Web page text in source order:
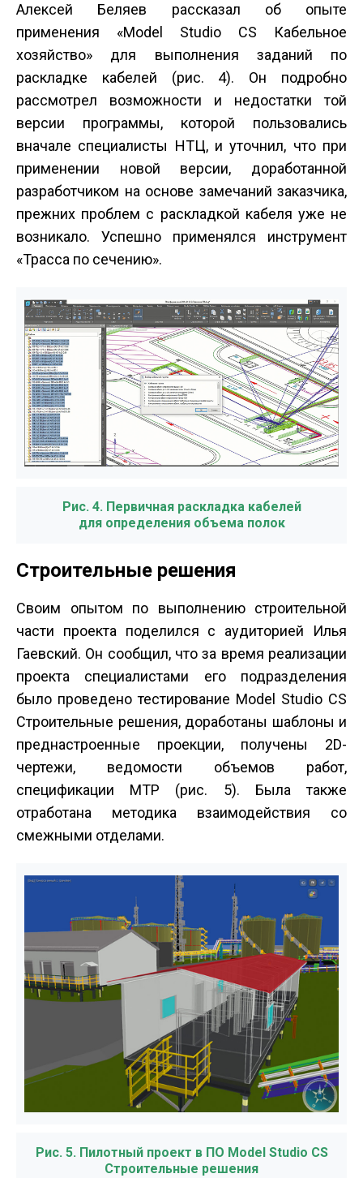
Алексей Беляев рассказал об опыте
применения «Model Studio CS Кабельное
хозяйство» для выполнения заданий по
раскладке кабелей (рис. 4). Он подробно
рассмотрел возможности и недостатки той
версии программы, которой пользовались
вначале специалисты НТЦ, и уточнил, что при
применении новой версии, доработанной
разработчиком на основе замечаний заказчика,
прежних проблем с раскладкой кабеля уже не
возникало. Успешно применялся инструмент
«Трасса по сечению».
Рис. 4. Первичная раскладка кабелей
для определения объема полок
Строительные решения
Своим опытом по выполнению строительной
части проекта поделился с аудиторией Илья
Гаевский. Он сообщил, что за время реализации
проекта специалистами его подразделения
было проведено тестирование Model Studio CS
Строительные решения, доработаны шаблоны и
преднастроенные проекции, получены 2D-
чертежи, ведомости объемов работ,
спецификации МТР (рис. 5). Была также
отработана методика взаимодействия со
смежными отделами.
Рис. 5. Пилотный проект в ПО Model Studio CS
Строительные решения